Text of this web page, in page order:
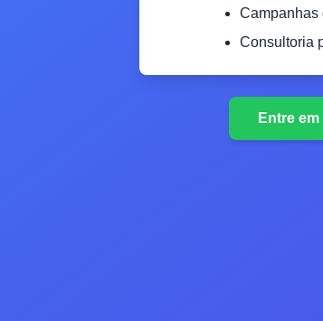
Campanhas
Consultoria
Entre